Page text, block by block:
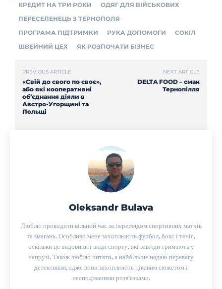
КРЕДИТ НА ТРИ РОКИ
ОДЯГ ДЛЯ ВІЙСЬКОВИХ
ПЕРЕСЕЛЕНЕЦЬ З ТЕРНОПОЛЯ
ПРОГРАМА ПІДТРИМКИ
РУКА ДОПОМОГИ
СОКІЛ
ШВЕЙНИЙ ЦЕХ
ЯК РОЗПОЧАТИ БІЗНЕС
PREVIOUS ARTICLE
«Свій до свого по своє»,
або які кооперативні
об’єднання діяли в
Австро-Угорщині та
Польщі
NEXT ARTICLE
DELTA FOOD – смак
Тернопілля
Oleksandr Bulava
Люблю проводити вільний час за переглядом спортивних матчів
та змагань. Особливо мене захоплюють футбол, бокс і теніс,
оскільки це видовищні види спорту, які завжди тримають у
напрузі. Також люблю читати, а найбільше надаю перевагу
детективам, адже вони захоплюють цікавим сюжетом і
несподіваними розв’язками.